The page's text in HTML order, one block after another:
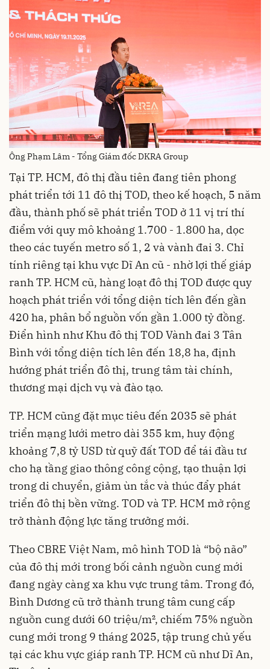
Ông Phạm Lâm - Tổng Giám đốc DKRA Group
Tại TP. HCM, đô thị đầu tiên đang tiên phong
phát triển tới 11 đô thị TOD, theo kế hoạch, 5 năm
đầu, thành phố sẽ phát triển TOD ở 11 vị trí thí
điểm với quy mô khoảng 1.700 - 1.800 ha, dọc
theo các tuyến metro số 1, 2 và vành đai 3. Chỉ
tính riêng tại khu vực Dĩ An cũ - nhờ lợi thế giáp
ranh TP. HCM cũ, hàng loạt đô thị TOD được quy
hoạch phát triển với tổng diện tích lên đến gần
420 ha, phân bổ nguồn vốn gần 1.000 tỷ đồng.
Điển hình như Khu đô thị TOD Vành đai 3 Tân
Bình với tổng diện tích lên đến 18,8 ha, định
hướng phát triển đô thị, trung tâm tài chính,
thương mại dịch vụ và đào tạo.
TP. HCM cũng đặt mục tiêu đến 2035 sẽ phát
triển mạng lưới metro dài 355 km, huy động
khoảng 7,8 tỷ USD từ quỹ đất TOD để tái đầu tư
cho hạ tầng giao thông công cộng, tạo thuận lợi
trong di chuyển, giảm ùn tắc và thúc đẩy phát
triển đô thị bền vững. TOD và TP. HCM mở rộng
trở thành động lực tăng trưởng mới.
Theo CBRE Việt Nam, mô hình TOD là “bộ não”
của đô thị mới trong bối cảnh nguồn cung mới
đang ngày càng xa khu vực trung tâm. Trong đó,
Bình Dương cũ trở thành trung tâm cung cấp
nguồn cung dưới 60 triệu/m², chiếm 75% nguồn
cung mới trong 9 tháng 2025, tập trung chủ yếu
tại các khu vực giáp ranh TP. HCM cũ như Dĩ An,